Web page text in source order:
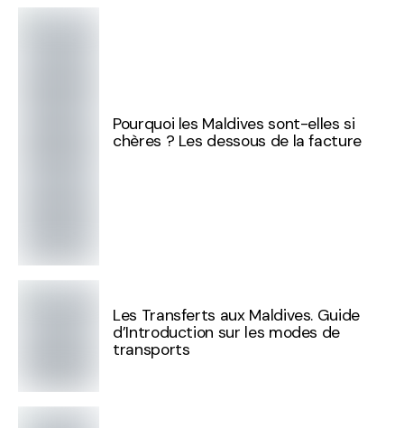
Pourquoi les Maldives sont-elles si
chères ? Les dessous de la facture
Les Transferts aux Maldives. Guide
d’Introduction sur les modes de
transports